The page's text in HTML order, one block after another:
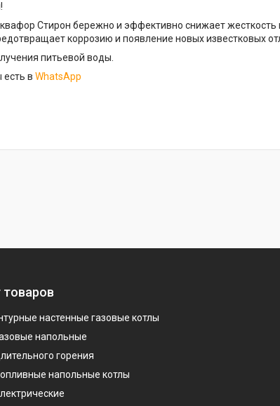
Стирон бережно и эффективно снижает жесткость
коррозию и появление новых известковых
питьевой воды.
в WhatsApp
товаров
настенные газовые котлы
напольные
горения
напольные котлы